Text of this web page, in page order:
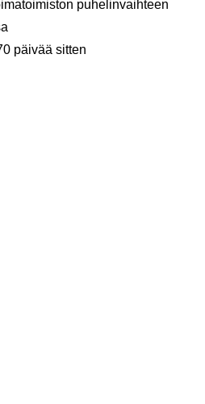
puhelinvaihteen
päivää sitten